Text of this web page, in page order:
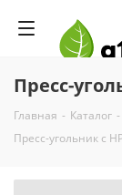
Пресс-
Главная - Каталог -
Пресс-угольник с